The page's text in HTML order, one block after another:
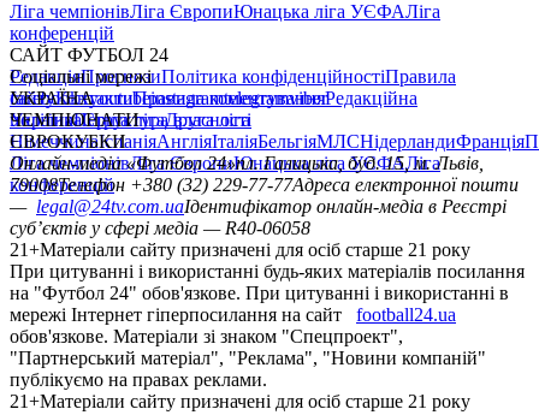
Ліга чемпіонівЛіга ЄвропиЮнацька ліга УЄФАЛіга
конференцій
САЙТ ФУТБОЛ 24
РедакціяПрогнозиПолітика конфіденційностіПравила
сайтуКонтактиПравила коментуванняРедакційна
політикаСтруктура власності
Соціальні мережі
facebookxyoutubeinstagramtelegramviber
УКРАЇНА
УкраїнаПерша лігаДруга ліга
ЧЕМПІОНАТИ
НімеччинаІспаніяАнгліяІталіяБельгіяМЛСНідерландиФранція
ЄВРОКУБКИ
Ліга чемпіонівЛіга ЄвропиЮнацька ліга УЄФАЛіга
конференцій
Онлайн-медіа «Футбол 24»пл. Галицька, буд. 15, м. Львів,
79008Телефон +380 (32) 229-77-77Адреса електронної пошти
— legal@24tv.com.uaІдентифікатор онлайн-медіа в Реєстрі
суб’єктів у сфері медіа — R40-06058
21+Матеріали сайту призначені для осіб старше 21 року
При цитуванні і використанні будь-яких матеріалів посилання
на "Футбол 24" обов'язкове. При цитуванні і використанні в
мережі Інтернет гіперпосилання на сайт
football24.ua
обов'язкове. Матеріали зі знаком "Спецпроект",
"Партнерський матеріал", "Реклама", "Новини компаній"
публікуємо на правах реклами.
21+Матеріали сайту призначені для осіб старше 21 року